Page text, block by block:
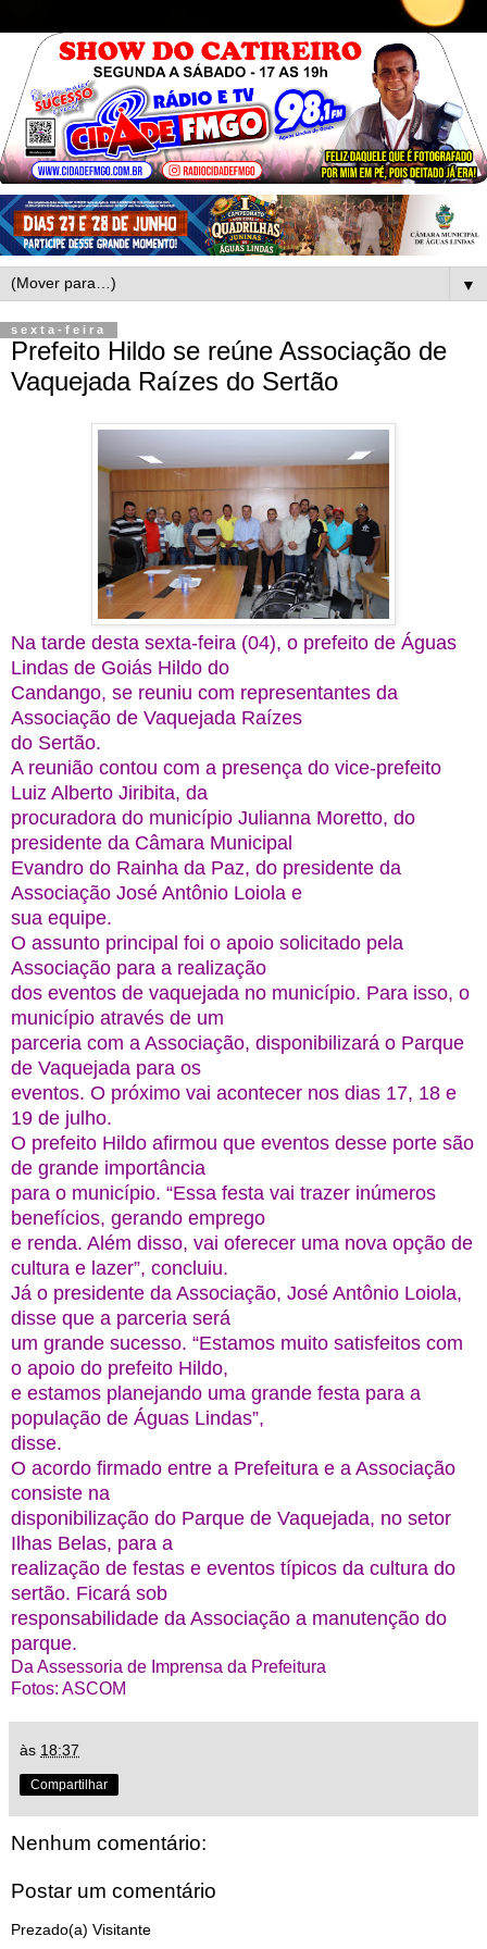
▼
sexta-feira
Prefeito Hildo se reúne Associação de
Vaquejada Raízes do Sertão
Na tarde desta sexta-feira (04), o prefeito de Águas
Lindas de Goiás Hildo do
Candango, se reuniu com representantes da
Associação de Vaquejada Raízes
do Sertão.
A reunião contou com a presença do vice-prefeito
Luiz Alberto Jiribita, da
procuradora do município Julianna Moretto, do
presidente da Câmara Municipal
Evandro do Rainha da Paz, do presidente da
Associação José Antônio Loiola e
sua equipe.
O assunto principal foi o apoio solicitado pela
Associação para a realização
dos eventos de vaquejada no município. Para isso, o
município através de um
parceria com a Associação, disponibilizará o Parque
de Vaquejada para os
eventos. O próximo vai acontecer nos dias 17, 18 e
19 de julho.
O prefeito Hildo afirmou que eventos desse porte são
de grande importância
para o município. “Essa festa vai trazer inúmeros
benefícios, gerando emprego
e renda. Além disso, vai oferecer uma nova opção de
cultura e lazer”, concluiu.
Já o presidente da Associação, José Antônio Loiola,
disse que a parceria será
um grande sucesso. “Estamos muito satisfeitos com
o apoio do prefeito Hildo,
e estamos planejando uma grande festa para a
população de Águas Lindas”,
disse.
O acordo firmado entre a Prefeitura e a Associação
consiste na
disponibilização do Parque de Vaquejada, no setor
Ilhas Belas, para a
realização de festas e eventos típicos da cultura do
sertão. Ficará sob
responsabilidade da Associação a manutenção do
parque.
Da Assessoria de Imprensa da Prefeitura
Fotos: ASCOM
às 18:37
Compartilhar
Nenhum comentário:
Postar um comentário
Prezado(a) Visitante